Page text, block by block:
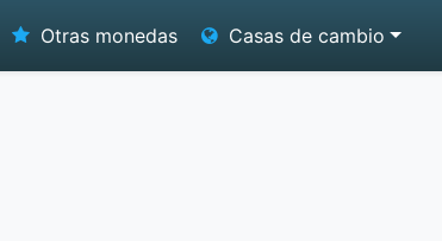
Otras monedas Casas de cambio